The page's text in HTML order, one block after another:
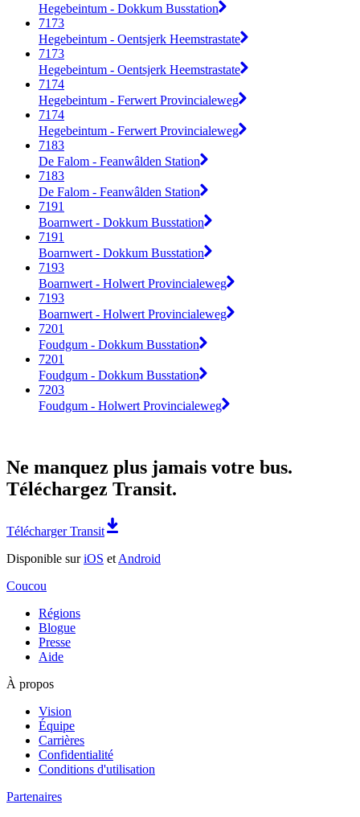
Hegebeintum - Dokkum Busstation
7173
Hegebeintum - Oentsjerk Heemstrastate
7173
Hegebeintum - Oentsjerk Heemstrastate
7174
Hegebeintum - Ferwert Provincialeweg
7174
Hegebeintum - Ferwert Provincialeweg
7183
De Falom - Feanwâlden Station
7183
De Falom - Feanwâlden Station
7191
Boarnwert - Dokkum Busstation
7191
Boarnwert - Dokkum Busstation
7193
Boarnwert - Holwert Provincialeweg
7193
Boarnwert - Holwert Provincialeweg
7201
Foudgum - Dokkum Busstation
7201
Foudgum - Dokkum Busstation
7203
Foudgum - Holwert Provincialeweg
Ne manquez plus jamais votre bus.
Téléchargez Transit.
Télécharger Transit
Disponible suriOS et Android
Coucou
Régions
Blogue
Presse
Aide
À propos
Vision
Équipe
Carrières
Confidentialité
Conditions d'utilisation
Partenaires